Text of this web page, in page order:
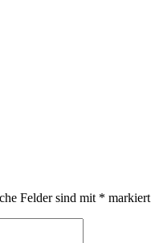
Felder sind mit * markiert